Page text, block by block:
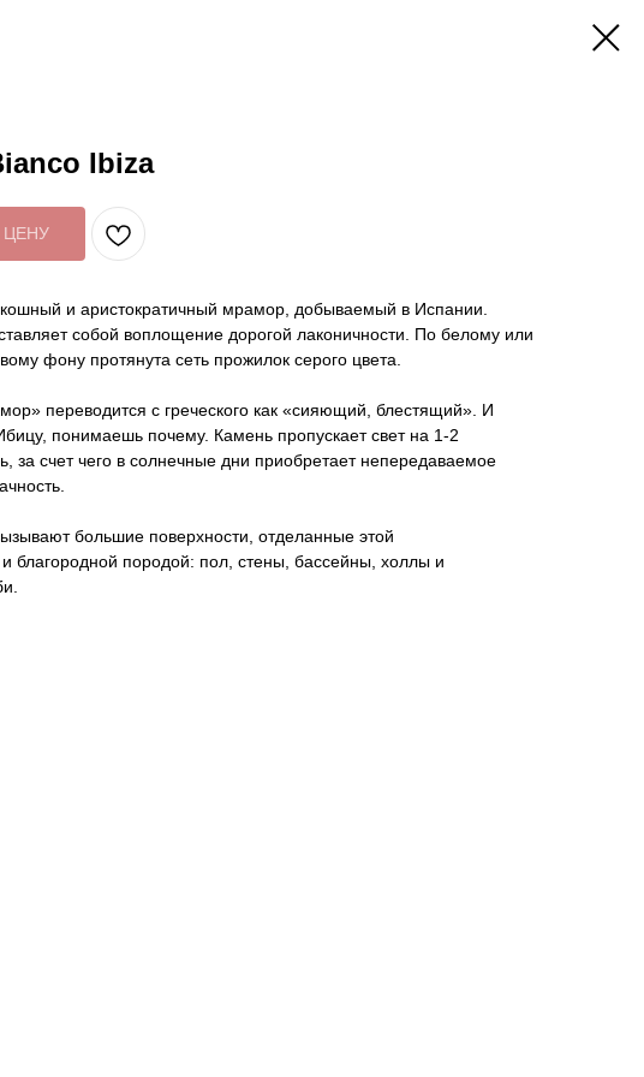
Ibiza
ЦЕНУ
и аристократичный мрамор, добываемый в Испании.
собой воплощение дорогой лаконичности. По белому или
фону протянута сеть прожилок серого цвета.
переводится с греческого как «сияющий, блестящий». И
понимаешь почему. Камень пропускает свет на 1-2
за счет чего в солнечные дни приобретает непередаваемое
большие поверхности, отделанные этой
и благородной породой: пол, стены, бассейны, холлы и